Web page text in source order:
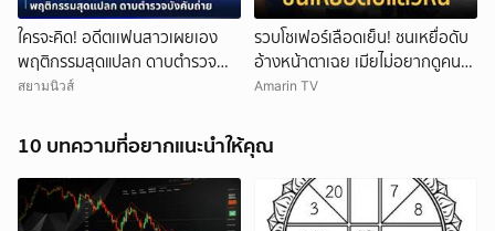
ใครจะคิด! อดีตเเฟนสาวเผยเอง
พฤติกรรมสุดแปลก ดาบตำรวจ
บังคับถ่าย
สยามนิวส์
รวบโชเฟอร์เลือดเย็น! ชนเหยื่อดับ
อ้างหน้าตาเฉย เมียไม่อยากดูคน
เจ็บ
Amarin TV
10 บทความที่อยากแนะนำให้คุณ